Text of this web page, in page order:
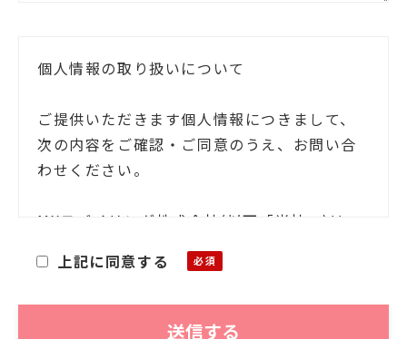
個人情報の取り扱いについて
ご提供いただきます個人情報につきまして、
次の内容をご確認・ご同意のうえ、お問い合
わせください。
MXモバイリング株式会社(以下「当社」)は、
お客様ご本人の氏名・住所等の個人情報(以下
「個人情報」)をご提供いただくにあたり、そ
ないことを次の通りお知らせいたします。
上記に同意する